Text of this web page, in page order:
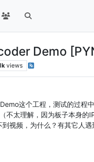
Demo
views
这个工程，测试的过程
不太理解，因为板子本身
视频，为什么？有其它人遇